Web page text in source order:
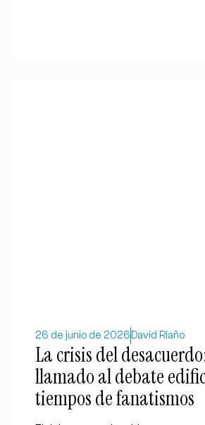
26 de junio de 2026 David Riaño
La crisis del
llamado al debate
tiempos de fanatismos